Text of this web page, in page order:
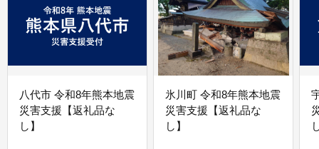
八代市 令和8年熊本地震
災害支援【返礼品な
し】
氷川町 令和8年熊本地震
災害支援【返礼品な
し】